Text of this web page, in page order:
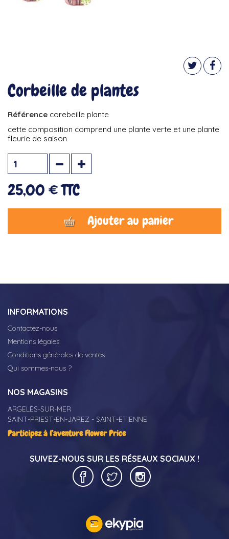
Corbeille de plantes
Référence corebeille plante
cette composition comprend une plante verte et une plante
fleurie de saison
25,00 €TTC
Ajouter au panier
INFORMATIONS
Contactez-nous
Mentions légales
Conditions générales de ventes
Qui sommes-nous ?
NOS MAGASINS
ARGELÈS-SUR-MER
SAINT-PRIEST-EN-JAREZ - SAINT-ETIENNE
Participez à l’aventure Flower Price
SUIVEZ-NOUS SUR LES RÉSEAUX SOCIAUX !